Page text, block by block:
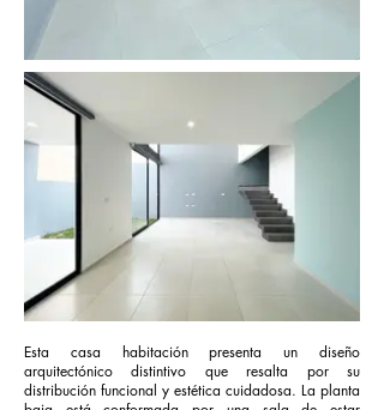
Esta casa habitación presenta un diseño
arquitectónico distintivo que resalta por su
distribución funcional y estética cuidadosa. La planta